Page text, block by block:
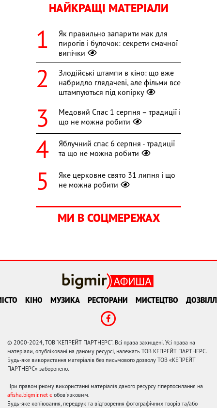
НАЙКРАЩІ МАТЕРІАЛИ
Як правильно запарити мак для
пирогів і булочок: секрети смачної
випічки
Злодійські штампи в кіно: що вже
набридло глядачеві, але фільми все
штампуються під копірку
Медовий Спас 1 серпня – традиції і
що не можна робити
Яблучний спас 6 серпня - традиції
та що не можна робити
Яке церковне свято 31 липня і що
не можна робити
МИ В СОЦМЕРЕЖАХ
КІНО МУЗИКА РЕСТОРАНИ МИСТЕЦТВО
© 2000-2024, ТОВ "КЕПРЕЙТ ПАРТНЕРС". Всі права захищені. Усі права на
матеріали, опубліковані на даному ресурсі, належать ТОВ КЕПРЕЙТ ПАРТНЕРС.
Будь-яке використання матеріалів без письмового дозволу ТОВ «КЕПРЕЙТ
ПАРТНЕРС» заборонено.
При правомірному використанні матеріалів даного ресурсу гіперпосилання на
afisha.bigmir.net є обов'язковим.
Будь-яке копіювання, передрук та відтворення фотографічних творів та/або